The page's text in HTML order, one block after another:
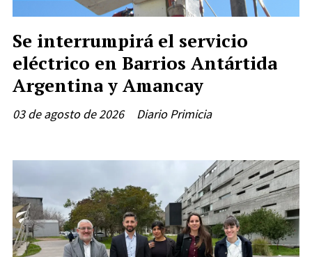
Se interrumpirá el servicio
eléctrico en Barrios Antártida
Argentina y Amancay
Diario Primicia
03 de agosto de 2026